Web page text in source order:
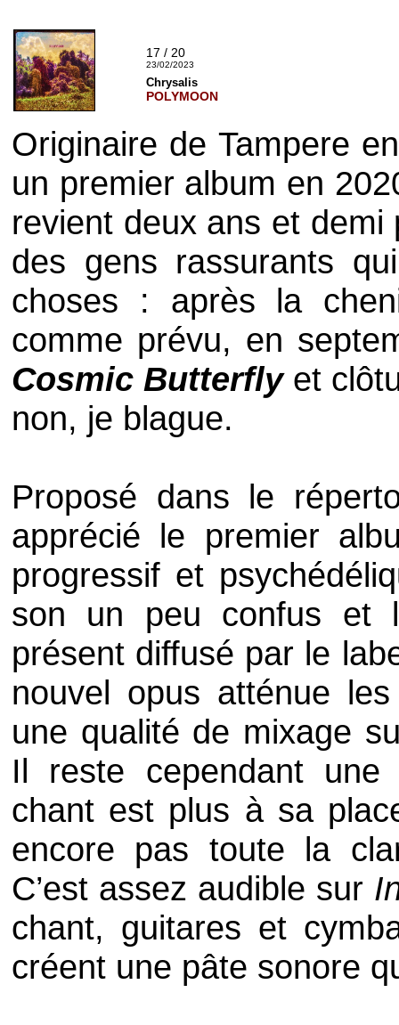
17 / 20
23/02/2023
Chrysalis
POLYMOON
Originaire de Tampere
un premier album en
revient deux ans et
des gens rassurants
choses : après la
comme prévu, en
Cosmic Butterflyet
non, je blague.
Proposé dans le
apprécié le premier
progressif et
son un peu confus et
présent diffusé par le
nouvel opus atténue
une qualité de mixage
Il reste cependant une
chant est plus à sa
encore pas toute la
C’est assez audible sur
chant, guitares et
créent une pâte sonore